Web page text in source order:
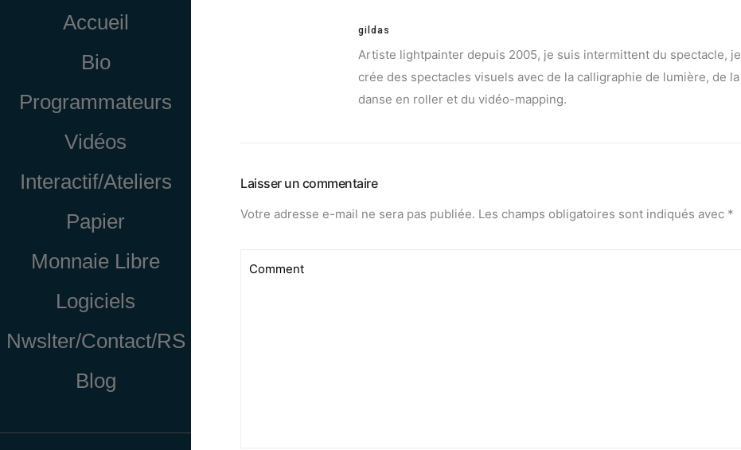
Accueil
Bio
Programmateurs
Vidéos
Interactif/Ateliers
Papier
Monnaie Libre
Logiciels
Nwslter/Contact/RS
Blog
gildas
Artiste lightpainter depuis 2005, je suis intermittent du spectacle, je
crée des spectacles visuels avec de la calligraphie de lumière, de la
danse en roller et du vidéo-mapping.
Laisser un commentaire
Votre adresse e-mail ne sera pas publiée. Les champs obligatoires sont indiqués avec *